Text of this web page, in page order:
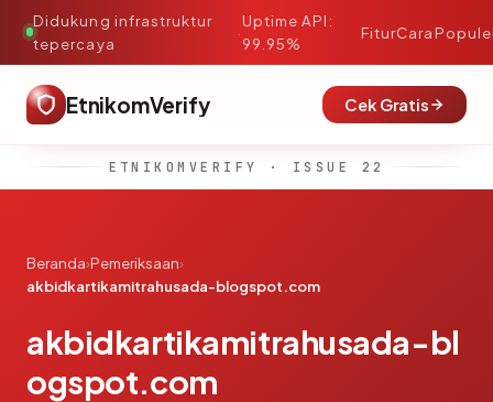
Didukung infrastruktur
tepercaya
·
Uptime API:
99.95%
FiturCara
EtnikomVerify Cek Gratis
ETNIKOMVERIFY · ISSUE 22
Beranda›Pemeriksaan›
akbidkartikamitrahusada-blogspot.com
akbidkartikamitrahusada-bl
ogspot.com